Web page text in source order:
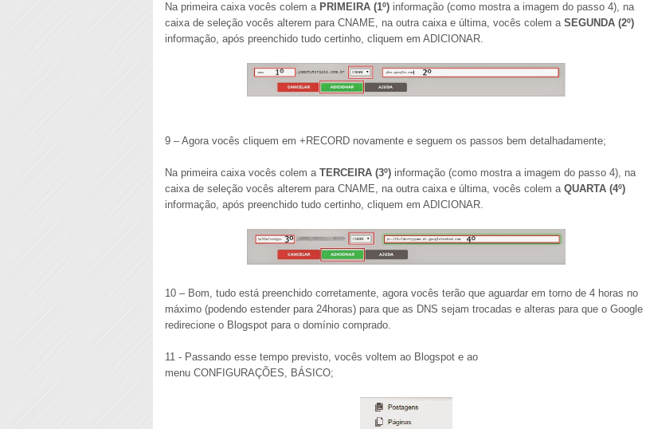
Na primeira caixa vocês colem a PRIMEIRA (1º) informação (como mostra a imagem do passo 4), na
caixa de seleção vocês alterem para CNAME, na outra caixa e última, vocês colem a SEGUNDA (2º)
informação, após preenchido tudo certinho, cliquem em ADICIONAR.
9 – Agora vocês cliquem em +RECORD novamente e seguem os passos bem detalhadamente;
Na primeira caixa vocês colem a TERCEIRA (3º) informação (como mostra a imagem do passo 4), na
caixa de seleção vocês alterem para CNAME, na outra caixa e última, vocês colem a QUARTA (4º)
informação, após preenchido tudo certinho, cliquem em ADICIONAR.
10 – Bom, tudo está preenchido corretamente, agora vocês terão que aguardar em torno de 4 horas no
máximo (podendo estender para 24horas) para que as DNS sejam trocadas e alteras para que o Google
redirecione o Blogspot para o domínio comprado.
11 - Passando esse tempo previsto, vocês voltem ao Blogspot e ao
menu CONFIGURAÇÕES, BÁSICO;